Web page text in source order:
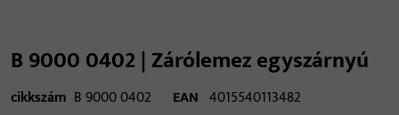
B 9000 0402 | Zárólemez egyszárnyú
cikkszám B 9000 0402 EAN 4015540113482